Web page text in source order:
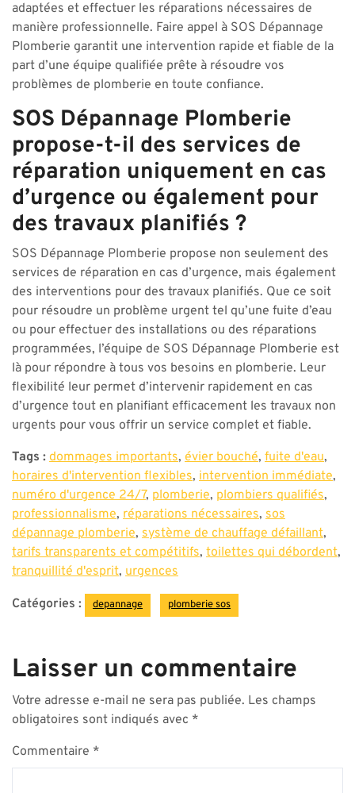
adaptées et effectuer les réparations nécessaires de
manière professionnelle. Faire appel à SOS Dépannage
Plomberie garantit une intervention rapide et fiable de la
part d’une équipe qualifiée prête à résoudre vos
problèmes de plomberie en toute confiance.
SOS Dépannage Plomberie
propose-t-il des services de
réparation uniquement en cas
d’urgence ou également pour
des travaux planifiés ?
SOS Dépannage Plomberie propose non seulement des
services de réparation en cas d’urgence, mais également
des interventions pour des travaux planifiés. Que ce soit
pour résoudre un problème urgent tel qu’une fuite d’eau
ou pour effectuer des installations ou des réparations
programmées, l’équipe de SOS Dépannage Plomberie est
là pour répondre à tous vos besoins en plomberie. Leur
flexibilité leur permet d’intervenir rapidement en cas
d’urgence tout en planifiant efficacement les travaux non
urgents pour vous offrir un service complet et fiable.
Tags : dommages importants, évier bouché, fuite d'eau,
horaires d'intervention flexibles, intervention immédiate,
numéro d'urgence 24/7, plomberie, plombiers qualifiés,
professionnalisme, réparations nécessaires, sos
dépannage plomberie, système de chauffage défaillant,
tarifs transparents et compétitifs, toilettes qui débordent,
tranquillité d'esprit, urgences
Catégories : depannage plomberie sos
Laisser un commentaire
Votre adresse e-mail ne sera pas publiée. Les champs
obligatoires sont indiqués avec *
Commentaire *